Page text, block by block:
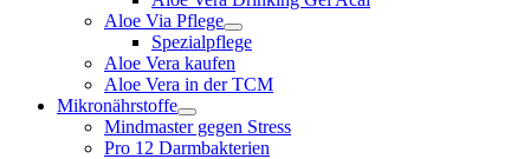
Aloe Via Pflege
Spezialpflege
Aloe Vera kaufen
Aloe Vera in der TCM
Mikronährstoffe
Mindmaster gegen Stress
Pro 12 Darmbakterien